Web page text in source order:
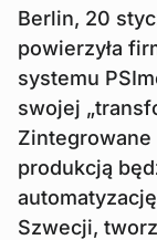
Berlin, 20
powierzyła
systemu
swojej
Zintegrowane
produkcją
Szwecji,